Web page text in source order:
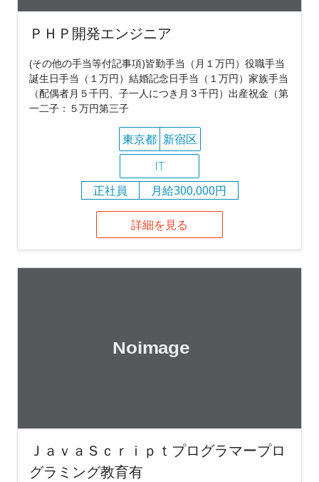
ＰＨＰ開発エンジニア
(その他の手当等付記事項)皆勤手当（月１万円）役職手当
誕生日手当（１万円）結婚記念日手当（１万円）家族手当
（配偶者月５千円、子一人につき月３千円）出産祝金（第
一二子：５万円第三子
東京都 新宿区
IT
正社員
月給300,000円
詳細を見る
ＪａｖａＳｃｒｉｐｔプログラマープロ
グラミング教育有